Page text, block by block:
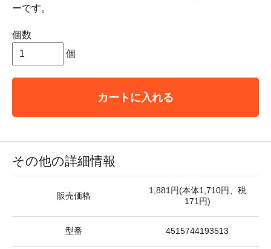
ーです。
個数
個
カートに入れる
その他の詳細情報
販売価格
1,881円(本体1,710円、税
171円)
型番 4515744193513